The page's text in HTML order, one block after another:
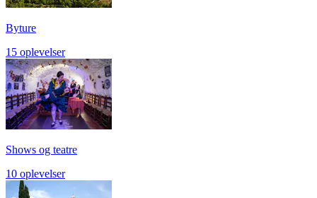
Byture
15 oplevelser
Shows og teatre
10 oplevelser